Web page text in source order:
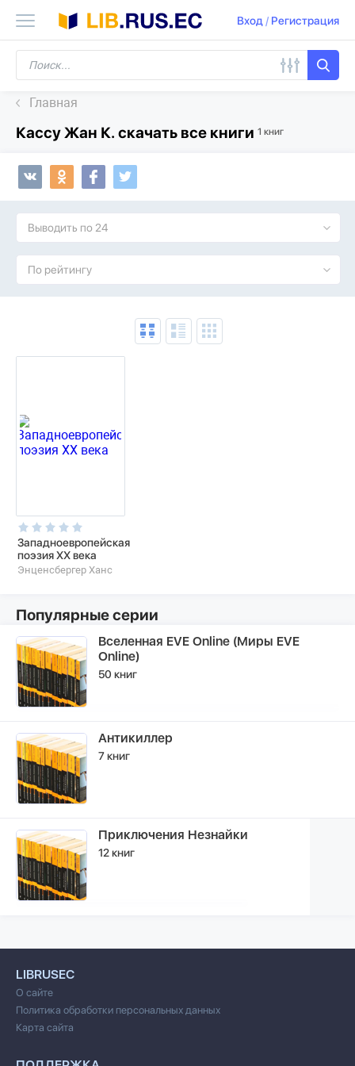
Вход/ Регистрация
Главная
Кассу Жан К. скачать все книги 1 книг
Выводить по 24
По рейтингу
Западноевропейская
поэзия XХ века
Энценсбергер Ханс
Популярные серии
Вселенная EVE Online (Миры EVE
Online)
50 книг
Антикиллер
7 книг
Приключения Незнайки
12 книг
LIBRUSEC
О сайте
Политика обработки персональных данных
Карта сайта